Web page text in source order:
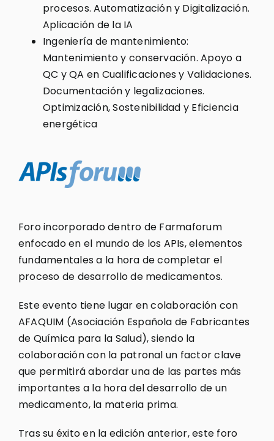
procesos. Automatización y Digitalización.
Aplicación de la IA
Ingeniería de mantenimiento:
Mantenimiento y conservación. Apoyo a
QC y QA en Cualificaciones y Validaciones.
Documentación y legalizaciones.
Optimización, Sostenibilidad y Eficiencia
energética
Foro incorporado dentro de Farmaforum
enfocado en el mundo de los APIs, elementos
fundamentales a la hora de completar el
proceso de desarrollo de medicamentos.
Este evento tiene lugar en colaboración con
AFAQUIM (Asociación Española de Fabricantes
de Química para la Salud), siendo la
colaboración con la patronal un factor clave
que permitirá abordar una de las partes más
importantes a la hora del desarrollo de un
medicamento, la materia prima.
Tras su éxito en la edición anterior, este foro